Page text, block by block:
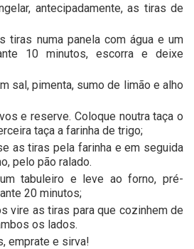
antecipadamente, as tiras de
tiras numa panela com água e um
10 minutos, escorra e deixe
sal, pimenta, sumo de limão e alho
e reserve. Coloque noutra taça o
taça a farinha de trigo;
as tiras pela farinha e em seguida
pelo pão ralado.
tabuleiro e leve ao forno, pré-
20 minutos;
vire as tiras para que cozinhem de
os lados.
emprate e sirva!